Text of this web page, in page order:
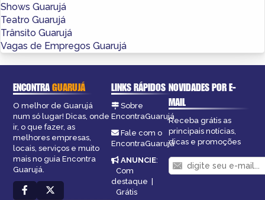
Shows Guarujá
Teatro Guarujá
Trânsito Guarujá
Vagas de Empregos Guarujá
ENCONTRAGUARUJÁ
O melhor de Guarujá
num só lugar! Dicas, onde
ir, o que fazer, as
melhores empresas,
locais, serviços e muito
mais no guia Encontra
Guarujá.
LINKS RÁPIDOS
Sobre
EncontraGuarujá
Fale com o
EncontraGuarujá
ANUNCIE:
Com
destaque
Grátis
NOVIDADES POR E-
MAIL
Receba grátis as
principais notícias,
dicas e promoções